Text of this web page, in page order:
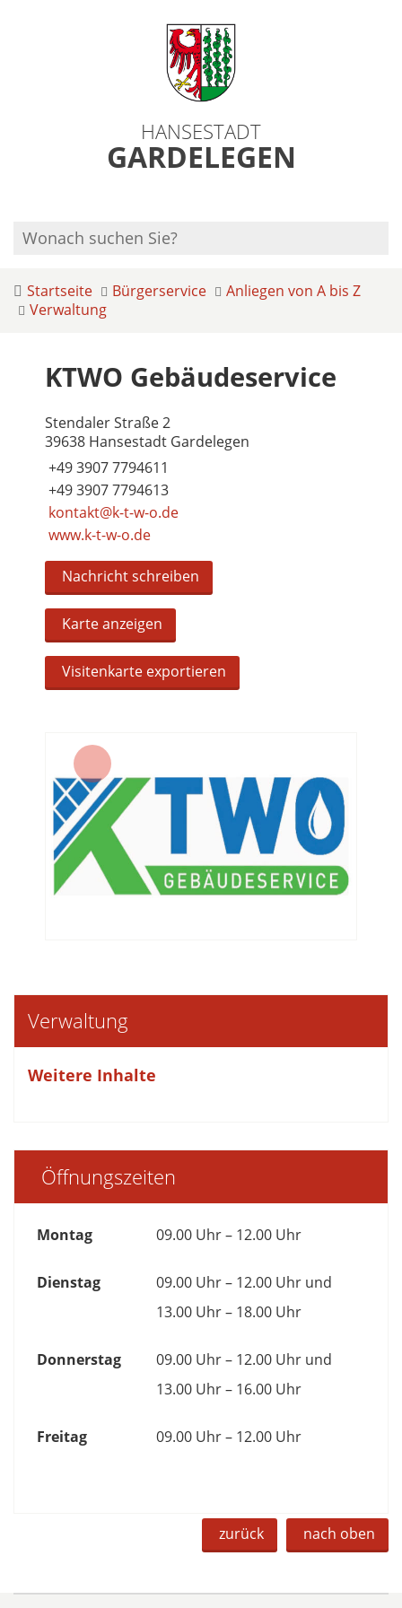
HANSESTADT
GARDELEGEN
Startseite Bürgerservice
Anliegen von A bis Z
Verwaltung
KTWO Gebäudeservice
Stendaler Straße 2
39638 Hansestadt Gardelegen
+49 3907 7794611
+49 3907 7794613
kontakt@k-t-w-o.de
www.k-t-w-o.de
Nachricht schreiben
Karte anzeigen
Visitenkarte exportieren
Verwaltung
Weitere Inhalte
Öffnungszeiten
Montag 09.00 Uhr – 12.00 Uhr
Dienstag
09.00 Uhr – 12.00 Uhr und
13.00 Uhr – 18.00 Uhr
Donnerstag
09.00 Uhr – 12.00 Uhr und
13.00 Uhr – 16.00 Uhr
Freitag 09.00 Uhr – 12.00 Uhr
zurück nach oben